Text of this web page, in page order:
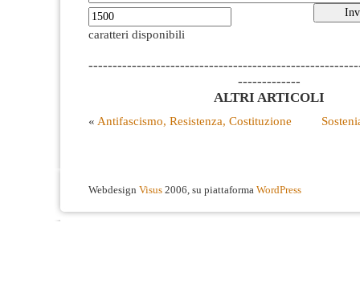
caratteri disponibili
-------------
ALTRI ARTICOLI
« Antifascismo, Resistenza, Costituzione
Webdesign Visus 2006, su piattaforma WordPress